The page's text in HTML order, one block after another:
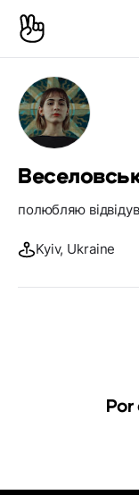
полюбляю
Kyiv, Ukraine
Por